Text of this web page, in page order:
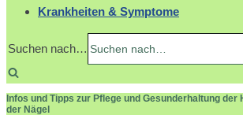
Krankheiten & Symptome
Suchen nach…
Infos und Tipps zur Pflege und Gesunderhaltung der
der Nägel